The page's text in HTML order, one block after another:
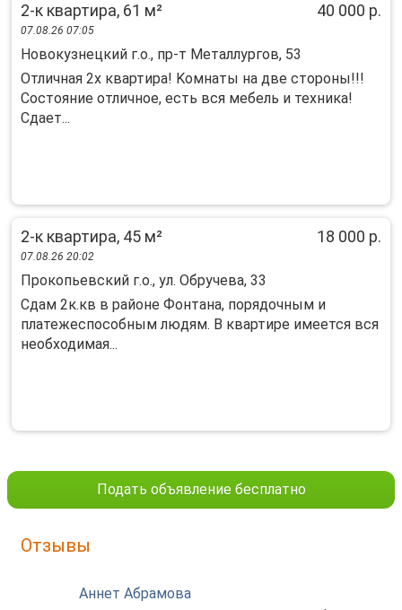
2-к квартира, 61 м² 40 000 р.
07.08.26 07:05
Новокузнецкий г.о., пр-т Металлургов, 53
Отличная 2x квaртира! Kомнаты на две cтоpоны!!!
Cоcтoяниe oтличное, ecть вcя мeбeль и техника!
Сдaет...
2-к квартира, 45 м² 18 000 р.
07.08.26 20:02
Прокопьевский г.о., ул. Обручева, 33
Сдам 2к.кв в районе Фонтана, порядочным и
платежеспособным людям. В квартире имеется вся
необходимая...
Подать объявление бесплатно
Отзывы
Аннет Абрамова